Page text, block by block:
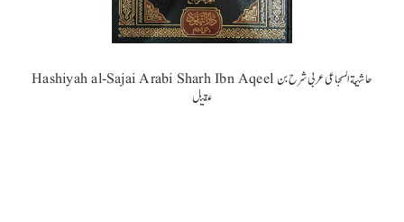
Hashiyah al-Sajai Arabi Sharh Ibn Aqeel حاشية السجاعی عربی شرح بن
عقيل